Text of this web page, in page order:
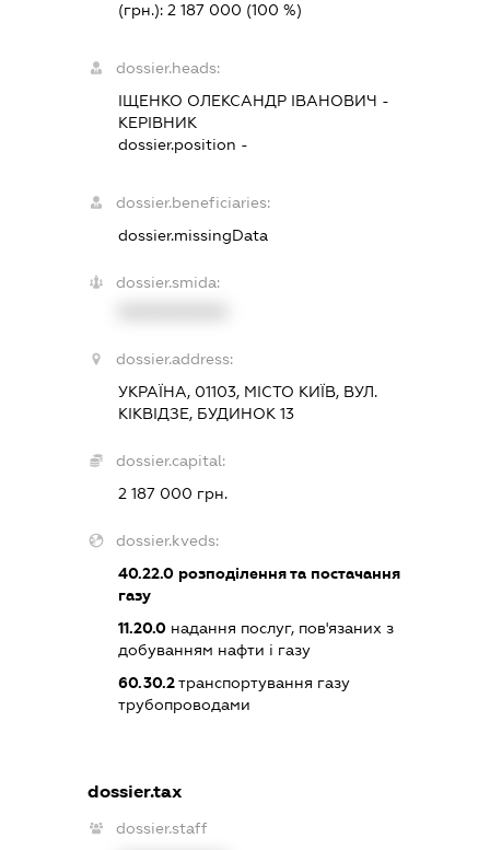
(грн.): 2 187 000 (100 %)
dossier.heads:
ІЩЕНКО ОЛЕКСАНДР ІВАНОВИЧ -
КЕРІВНИК
dossier.position -
dossier.beneficiaries:
dossier.missingData
dossier.smida:
dossier.address:
УКРАЇНА, 01103, МІСТО КИЇВ, ВУЛ.
КІКВІДЗЕ, БУДИНОК 13
dossier.capital:
2 187 000 грн.
dossier.kveds:
40.22.0розподілення та постачання
газу
11.20.0надання послуг, пов'язаних з
добуванням нафти і газу
60.30.2транспортування газу
трубопроводами
dossier.tax
dossier.staff